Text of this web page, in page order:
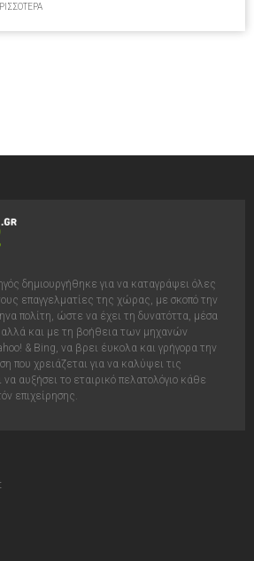
δημιουργήθηκε για να καταγράψει όλες
επαγγελματίες της χώρας, με σκοπό την
πολίτη, ώστε να έχει τη δυνατόττα, μέσα
αλλά και με τη βοήθεια των μηχανών
& Bing, να βρει έυκολα και γρήγορα την
που χρειάζεται για να καλύψει τις
αυξήσει το εταιρικό πελατολόγιο κάθε
επιχείρησης.